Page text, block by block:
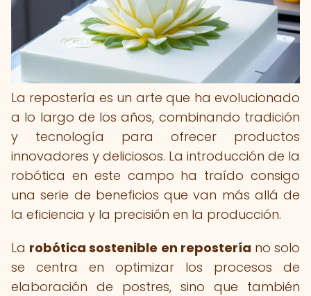
La repostería es un arte que ha evolucionado
a lo largo de los años, combinando tradición
y tecnología para ofrecer productos
innovadores y deliciosos. La introducción de la
robótica en este campo ha traído consigo
una serie de beneficios que van más allá de
la eficiencia y la precisión en la producción.
La robótica sostenible en repostería no solo
se centra en optimizar los procesos de
elaboración de postres, sino que también